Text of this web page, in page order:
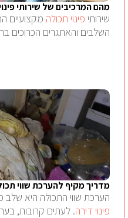
מהם המרכיבים של שירותי
שירותי פינוי תכולה מקצועיים
השלבים והאתגרים הכרוכים
מדריך מקיף להערכת שווי
הערכת שווי התכולה היא שלב
פינוי דירה. לעתים קרובות, בעת